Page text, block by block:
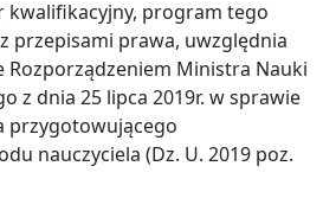
kwalifikacyjny, program tego
przepisami prawa, uwzględnia
Ministra Nauki
z dnia 25 lipca 2019r. w sprawie
przygotowującego
nauczyciela (Dz. U. 2019 poz.